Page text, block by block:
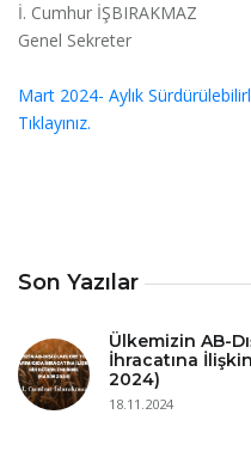
Son Yazılar
Ülkemizin AB-
İhracatına
2024)
18.11.2024
İ. Cumhur İŞBIRAKMAZ
Genel Sekreter
Mart 2024- Aylık
Tıklayınız.